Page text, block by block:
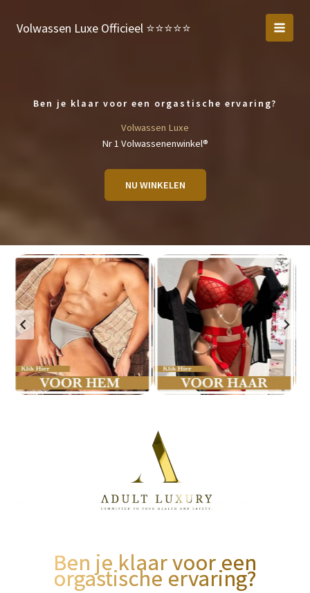
naarVolwassen Luxe Officieel ⭐️⭐️⭐️⭐️⭐️
Ben je klaar voor een orgastische ervaring?
Volwassen Luxe
Nr 1 Volwassenenwinkel®
NU WINKELEN
Ben je klaar voor een
orgastische ervaring?